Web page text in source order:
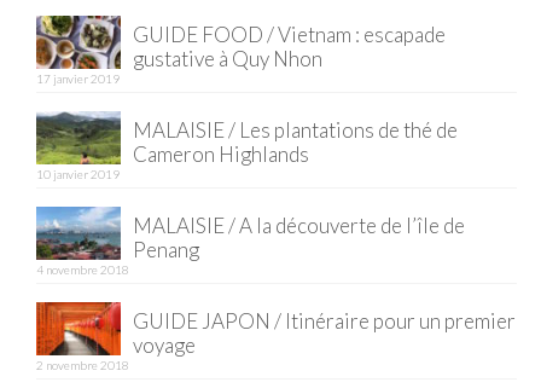
France
La Réunion
Paris
Poitou
Saint-Malo
Vendée
Allemagne
GUIDE FOOD / Vietnam : escapade
gustative à Quy Nhon
17 janvier 2019
MALAISIE / Les plantations de thé de
Cameron Highlands
10 janvier 2019
MALAISIE / A la découverte de l’île de
Penang
4 novembre 2018
GUIDE JAPON / Itinéraire pour un premier
voyage
2 novembre 2018